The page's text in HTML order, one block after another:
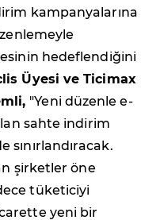
kampanyalarına
hedeflendiğini
Üyesi ve Ticimax
"Yeni düzenle e-
sahte indirim
sınırlandıracak.
şirketler öne
tüketiciyi
yeni bir